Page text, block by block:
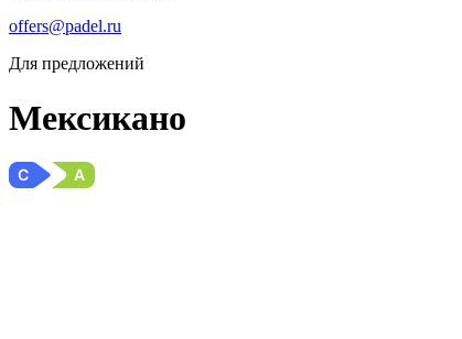
offers@padel.ru
Для предложений
Мексикано